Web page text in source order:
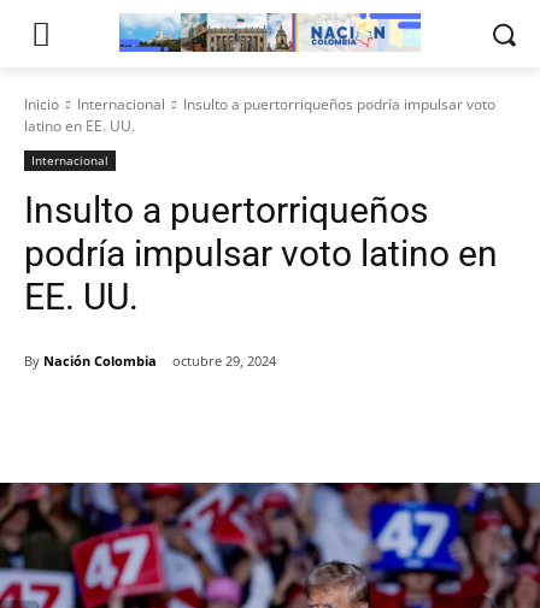
Inicio Internacional
Insulto a puertorriqueños podría impulsar voto
latino en EE. UU.
Internacional
Insulto a puertorriqueños
podría impulsar voto latino en
EE. UU.
By Nación Colombia octubre 29, 2024